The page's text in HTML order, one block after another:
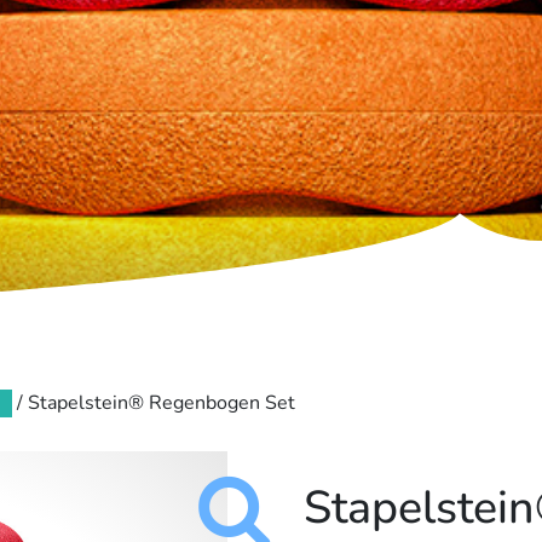
/ Stapelstein® Regenbogen Set